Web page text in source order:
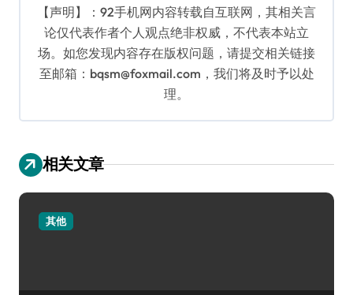
【声明】：92手机网内容转载自互联网，其相关言
论仅代表作者个人观点绝非权威，不代表本站立
场。如您发现内容存在版权问题，请提交相关链接
至邮箱：bqsm@foxmail.com，我们将及时予以处
理。
相关文章
其他